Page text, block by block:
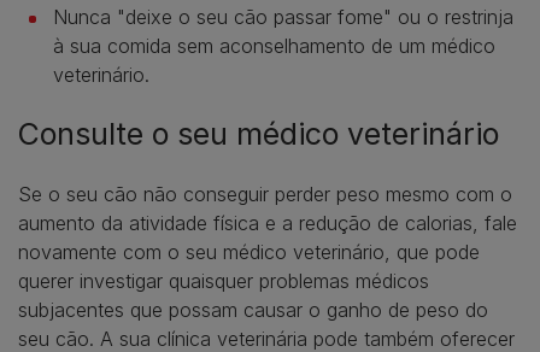
Nunca "deixe o seu cão passar fome" ou o restrinja
à sua comida sem aconselhamento de um médico
veterinário.
Consulte o seu médico veterinário
Se o seu cão não conseguir perder peso mesmo com o
aumento da atividade física e a redução de calorias, fale
novamente com o seu médico veterinário, que pode
querer investigar quaisquer problemas médicos
subjacentes que possam causar o ganho de peso do
seu cão. A sua clínica veterinária pode também oferecer